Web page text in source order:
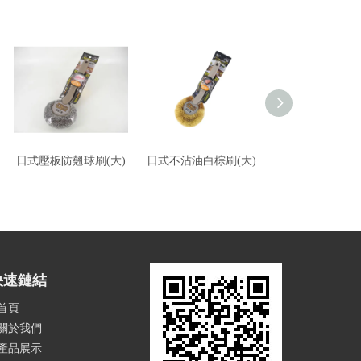
日式壓板防翹球刷(大) 日式不沾油白棕刷(大)
速鏈結
頁
於我們
品展示